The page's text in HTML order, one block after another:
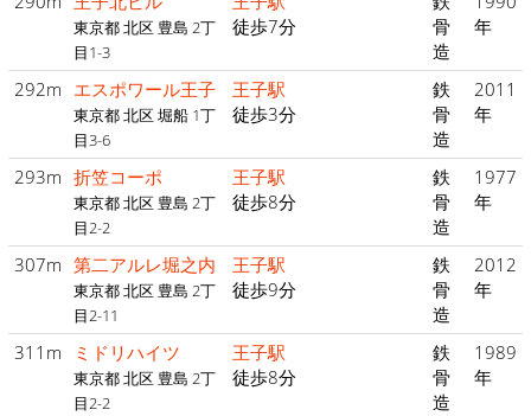
東京都 北区 豊島 2丁
目1-3
徒歩7分
骨
造
年
292m エスポワール王子
東京都 北区 堀船 1丁
目3-6
王子駅
徒歩3分
鉄
骨
造
2011
年
293m 折笠コーポ
東京都 北区 豊島 2丁
目2-2
王子駅
徒歩8分
鉄
骨
造
1977
年
307m 第二アルレ堀之内
東京都 北区 豊島 2丁
目2-11
王子駅
徒歩9分
鉄
骨
造
2012
年
311m ミドリハイツ
東京都 北区 豊島 2丁
目2-2
王子駅
徒歩8分
鉄
骨
造
1989
年